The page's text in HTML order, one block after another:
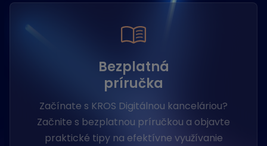
Bezplatná
príručka
Začínate s KROS Digitálnou kanceláriou?
Začnite s bezplatnou príručkou a objavte
praktické tipy na efektívne využívanie